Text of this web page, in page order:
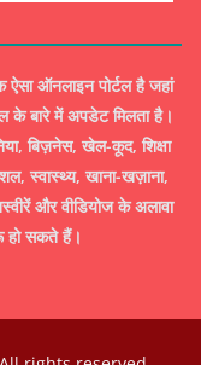
ऑनलाइन पोर्टल है जहां
के बारे में अपडेट मिलता है।
बिज़नेस, खेल-कूद, शिक्षा
स्वास्थ्य, खाना-खज़ाना,
और वीडियोज के अलावा
हो सकते हैं।